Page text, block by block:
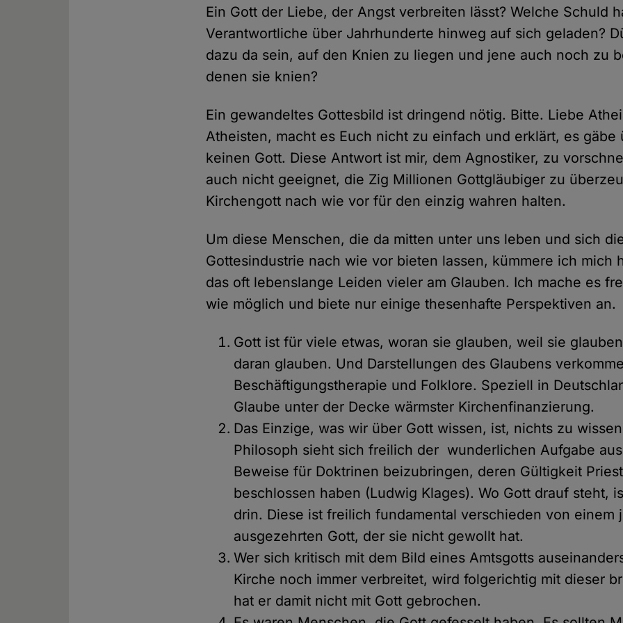
Ein Gott der Liebe, der Angst verbreiten lässt? Welche Schuld
Verantwortliche über Jahrhunderte hinweg auf sich geladen?
dazu da sein, auf den Knien zu liegen und jene auch noch zu
denen sie knien?
Ein gewandeltes Gottesbild ist dringend nötig. Bitte. Liebe
Atheisten, macht es Euch nicht zu einfach und erklärt, es gäbe
keinen Gott. Diese Antwort ist mir, dem Agnostiker, zu
auch nicht geeignet, die Zig Millionen Gottgläubiger zu
Kirchengott nach wie vor für den einzig wahren halten.
Um diese Menschen, die da mitten unter uns leben und sich
Gottesindustrie nach wie vor bieten lassen, kümmere ich mich
das oft lebenslange Leiden vieler am Glauben. Ich mache es
wie möglich und biete nur einige thesenhafte Perspektiven an.
Gott ist für viele etwas, woran sie glauben, weil sie
daran glauben. Und Darstellungen des Glaubens
Beschäftigungstherapie und Folklore. Speziell in
Glaube unter der Decke wärmster Kirchenfinanzierung.
Das Einzige, was wir über Gott wissen, ist, nichts zu
Philosoph sieht sich freilich der wunderlichen Aufgabe
Beweise für Doktrinen beizubringen, deren Gültigkeit
beschlossen haben (Ludwig Klages). Wo Gott drauf steht,
drin. Diese ist freilich fundamental verschieden von einem
ausgezehrten Gott, der sie nicht gewollt hat.
Wer sich kritisch mit dem Bild eines Amtsgotts
Kirche noch immer verbreitet, wird folgerichtig mit dieser
hat er damit nicht mit Gott gebrochen.